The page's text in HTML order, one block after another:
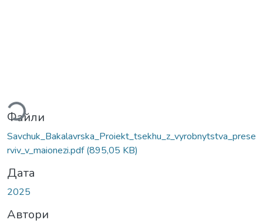
Вантажиться...
Файли
Savchuk_Bakalavrska_Proiekt_tsekhu_z_vyrobnytstva_prese
rviv_v_maionezi.pdf(895,05 KB)
Дата
2025
Автори